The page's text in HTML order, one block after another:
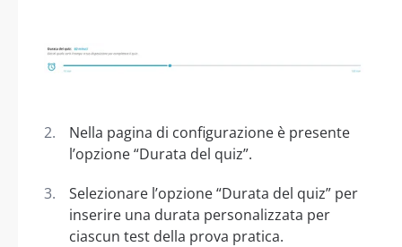
Nella pagina di configurazione è presente
l’opzione “Durata del quiz”.
Selezionare l’opzione “Durata del quiz” per
inserire una durata personalizzata per
ciascun test della prova pratica.